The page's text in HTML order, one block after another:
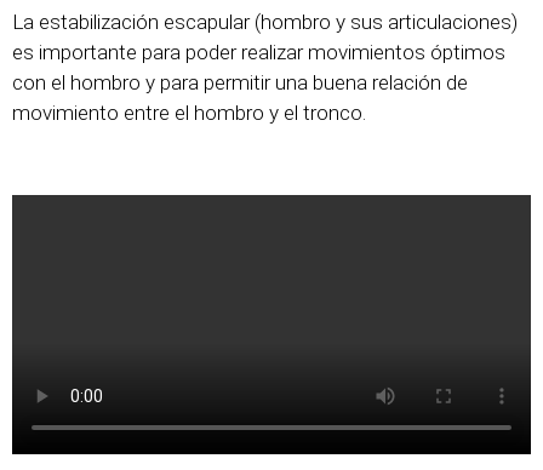
La estabilización escapular (hombro y sus articulaciones)
es importante para poder realizar movimientos óptimos
con el hombro y para permitir una buena relación de
movimiento entre el hombro y el tronco.